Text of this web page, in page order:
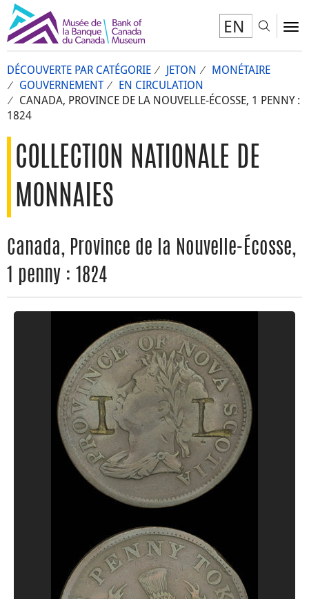
EN
DÉCOUVERTE PAR CATÉGORIE JETON
MONÉTAIRE
GOUVERNEMENT
EN CIRCULATION
CANADA, PROVINCE DE LA NOUVELLE-ÉCOSSE, 1 PENNY :
1824
COLLECTION NATIONALE DE
MONNAIES
Canada, Province de la Nouvelle-Écosse,
1 penny : 1824